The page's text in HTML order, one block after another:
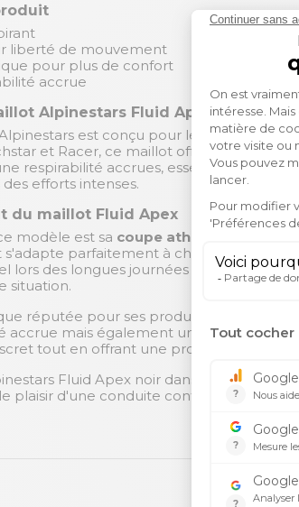
liberté de mouvement
pour plus de confort
accrue
Alpinestars Fluid Apex noir
est conçu pour les pilotes de
et Racer, ce maillot offre des
respirabilité accrues, essentielles
efforts intenses.
du maillot Fluid Apex
modèle est sa coupe athlétique
parfaitement à chaque
lors des longues journées de conduite.
situation.
réputée pour ses produits innovants
mais également une
tout en offrant une protection
Fluid Apex noir dans votre
plaisir d'une conduite confortable grâce